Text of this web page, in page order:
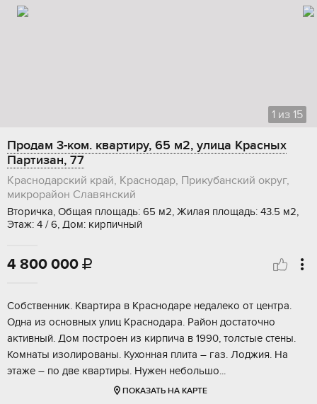
1 из 15
Продам 3-ком. квартиру, 65 м2, улица Красных
Партизан, 77
Краснодарский край, Краснодар, Прикубанский округ,
микрорайон Славянский
Вторичка, Общая площадь: 65 м2, Жилая площадь: 43.5 м2,
Этаж: 4 / 6, Дом: кирпичный
4 800 000 
Собственник. Квартира в Краснодаре недалеко от центра.
Одна из основных улиц Краснодара. Район достаточно
активный. Дом построен из кирпича в 1990, толстые стены.
Комнаты изолированы. Кухонная плита – газ. Лоджия. На
этаже – по две квартиры. Нужен небольшо...
ПОКАЗАТЬ НА КАРТЕ